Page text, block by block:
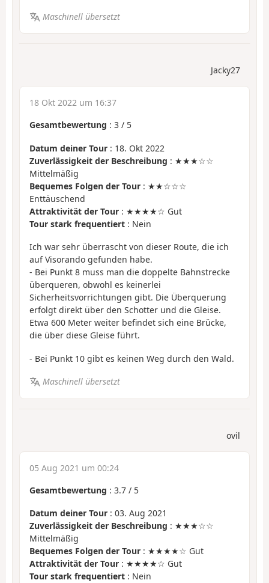
Maschinell übersetzt
Jacky27
18 Okt 2022 um 16:37
Gesamtbewertung : 3 / 5
Datum deiner Tour : 18. Okt 2022
Zuverlässigkeit der Beschreibung : ★★★☆☆
Mittelmäßig
Bequemes Folgen der Tour : ★★☆☆☆
Enttäuschend
Attraktivität der Tour : ★★★★☆ Gut
Tour stark frequentiert : Nein
Ich war sehr überrascht von dieser Route, die ich
auf Visorando gefunden habe.
- Bei Punkt 8 muss man die doppelte Bahnstrecke
überqueren, obwohl es keinerlei
Sicherheitsvorrichtungen gibt. Die Überquerung
erfolgt direkt über den Schotter und die Gleise.
Etwa 600 Meter weiter befindet sich eine Brücke,
die über diese Gleise führt.
- Bei Punkt 10 gibt es keinen Weg durch den Wald.
Maschinell übersetzt
ovil
05 Aug 2021 um 00:24
Gesamtbewertung : 3.7 / 5
Datum deiner Tour : 03. Aug 2021
Zuverlässigkeit der Beschreibung : ★★★☆☆
Mittelmäßig
Bequemes Folgen der Tour : ★★★★☆ Gut
Attraktivität der Tour : ★★★★☆ Gut
Tour stark frequentiert : Nein